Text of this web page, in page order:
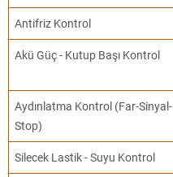
Antifriz Kontrol
Akü Güç - Kutup Başı Kontrol
Aydınlatma Kontrol (Far-Sinyal-
Stop)
Silecek Lastik - Suyu Kontrol